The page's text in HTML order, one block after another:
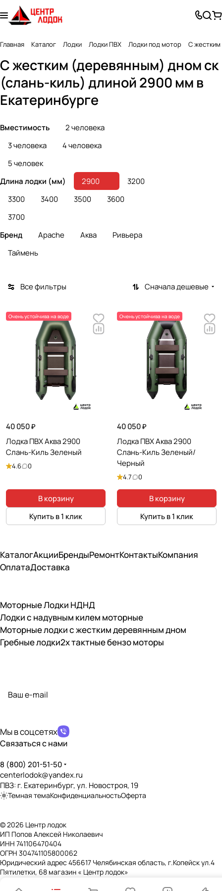
Главная Каталог Лодки Лодки ПВХ Лодки под мотор С
С жестким (деревянным) дном ск
(слань-киль) длиной 2900 мм в
Екатеринбурге
Вместимость
2 человека
3 человека
4 человека
5 человек
Длина лодки (мм)
2900
3200
3300
3400 3500
3600
3700
Бренд
Apache Аква
Ривьера
Таймень
Все фильтры Сначала дешевые
Очень устойчива на воде
40 050 ₽
Лодка ПВХ Аква 2900
Слань-Киль Зеленый
4.6 0
В корзину
Купить в 1 клик
Очень устойчива на воде
40 050 ₽
Лодка ПВХ Аква 2900
Слань-Киль Зеленый/
Черный
4.7 0
В корзину
Купить в 1 клик
КаталогАкцииБрендыРемонтКонтактыКомпания
ОплатаДоставка
Моторные Лодки НДНД
Лодки с надувным килем моторные
Моторные лодки с жестким деревянным дном
Гребные лодки2х тактные бензо моторы
Мы в соцсетях
Связаться с нами
8 (800) 201-51-50
centerlodok@yandex.ru
ПВЗ: г. Екатеринбург, ул. Новостроя, 19
Темная темаКонфиденциальностьОферта
© 2026 Центр лодок
ИП Попов Алексей Николаевич
ИНН 741106470404
ОГРН 304741105800062
Юридический адрес 456617 Челябинская область, г.Копейск ул.4
Пятилетки, 68 магазин « Центр лодок»